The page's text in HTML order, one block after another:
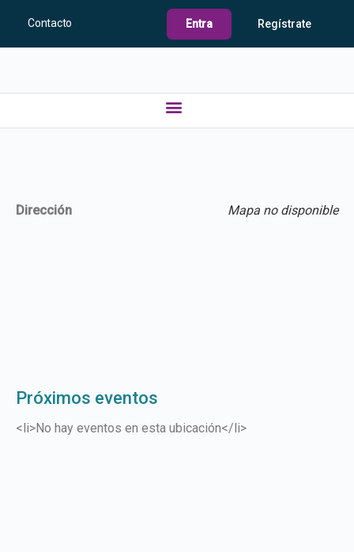
Contacto Entra Regístrate
Mapa no disponible
Dirección
Próximos eventos
<li>No hay eventos en esta ubicación</li>